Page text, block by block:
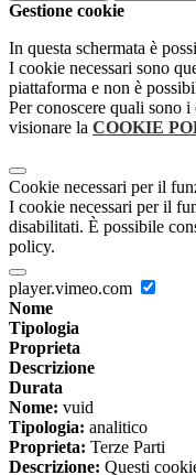
Gestione cookie
In questa schermata è
I cookie necessari sono
piattaforma e non è
Per conoscere quali sono
visionare la COOKIE
Cookie necessari per il
I cookie necessari per il
disabilitati. È possibile
policy.
player.vimeo.com
Nome
Tipologia
Proprieta
Descrizione
Durata
Nome: vuid
Tipologia: analitico
Proprieta: Terze Parti
Descrizione: Questi